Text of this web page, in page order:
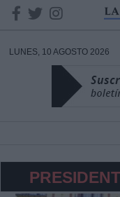
LUNES, 10 AGOSTO 2026
DATOS
Responsable: